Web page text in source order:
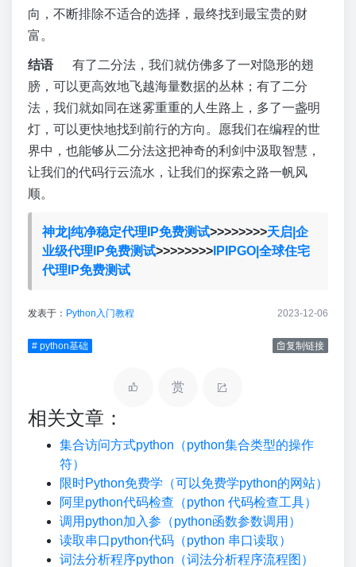
向，不断排除不适合的选择，最终找到最宝贵的财
富。
结语有了二分法，我们就仿佛多了一对隐形的翅
膀，可以更高效地飞越海量数据的丛林；有了二分
法，我们就如同在迷雾重重的人生路上，多了一盏明
灯，可以更快地找到前行的方向。愿我们在编程的世
界中，也能够从二分法这把神奇的利剑中汲取智慧，
让我们的代码行云流水，让我们的探索之路一帆风
顺。
神龙|纯净稳定代理IP免费测试>>>>>>>>天启|企
业级代理IP免费测试>>>>>>>>IPIPGO|全球住宅
代理IP免费测试
发表于： Python入门教程 2023-12-06
# python基础 复制链接
赏
相关文章：
集合访问方式python（python集合类型的操作
符）
限时Python免费学（可以免费学python的网站）
阿里python代码检查（python 代码检查工具）
调用python加入参（python函数参数调用）
读取串口python代码（python 串口读取）
词法分析程序python（词法分析程序流程图）